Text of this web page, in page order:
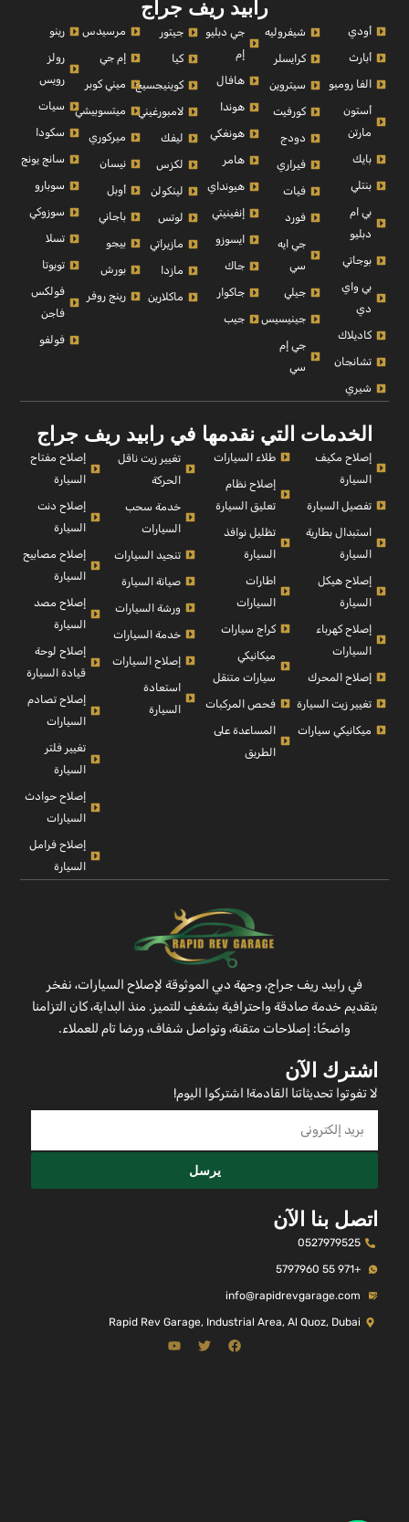
رابيد ريف جراج
أودي
أبارث
الفا روميو
أستون
مارتن
بايك
بنتلي
بي ام
دبليو
بوجاتي
بي واي
دي
كاديلاك
تشانجان
شيري
شيفروليه
كرايسلر
سيتروين
كورفيت
دودج
فيراري
فيات
فورد
جي ايه
سي
جيلي
جينيسيس
جي إم
سي
جي دبليو
إم
هافال
هوندا
هونغكي
هامر
هيونداي
إنفينيتي
ايسوزو
جاك
جاكوار
جيب
جيتور
كيا
كوينيجسيج
لامبورغيني
ليفك
لكزس
لينكولن
لوتس
مازيراتي
مازدا
ماكلارين
مرسيدس
إم جي
ميني كوبر
ميتسوبيشي
ميركوري
نيسان
أوبل
باجاني
بيجو
بورش
رينج روفر
رينو
رولز
رويس
سيات
سكودا
سانج يونج
سوبارو
سوزوكي
تسلا
تويوتا
فولكس
فاجن
فولفو
الخدمات التي نقدمها في رابيد ريف جراج
إصلاح مكيف
السيارة
تفصيل السيارة
استبدال بطارية
السيارة
إصلاح هيكل
السيارة
إصلاح كهرباء
السيارات
إصلاح المحرك
تغيير زيت السيارة
ميكانيكي سيارات
طلاء السيارات
إصلاح نظام
تعليق السيارة
تظليل نوافذ
السيارة
اطارات
السيارات
كراج سيارات
ميكانيكي
سيارات متنقل
فحص المركبات
المساعدة على
الطريق
تغيير زيت ناقل
الحركة
خدمة سحب
السيارات
تنجيد السيارات
صيانة السيارة
ورشة السيارات
خدمة السيارات
إصلاح السيارات
استعادة
السيارة
إصلاح مفتاح
السيارة
إصلاح دنت
السيارة
إصلاح مصابيح
السيارة
إصلاح مصد
السيارة
إصلاح لوحة
قيادة السيارة
إصلاح تصادم
السيارات
تغيير فلتر
السيارة
إصلاح حوادث
السيارات
إصلاح فرامل
السيارة
في رابيد ريف جراج، وجهة دبي الموثوقة لإصلاح السيارات، نفخر
بتقديم خدمة صادقة واحترافية بشغفٍ للتميز. منذ البداية، كان التزامنا
واضحًا: إصلاحات متقنة، وتواصل شفاف، ورضا تام للعملاء.
اشترك الآن
لا تفوتوا تحديثاتنا القادمة! اشتركوا اليوم!
يرسل
اتصل بنا الآن
0527979525
+971 55 5797960
info@rapidrevgarage.com
Rapid Rev Garage, Industrial Area, Al Quoz, Dubai